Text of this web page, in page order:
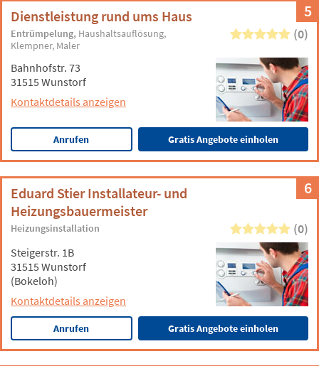
5
Dienstleistung rund ums Haus
Entrümpelung Haushaltsauflösung
Klempner Maler
(0)
Bahnhofstr. 73
31515 Wunstorf
Kontaktdetails anzeigen
Anrufen Gratis Angebote einholen
6
Eduard Stier Installateur- und
Heizungsbauermeister
Heizungsinstallation (0)
Steigerstr. 1B
31515 Wunstorf
(Bokeloh)
Kontaktdetails anzeigen
Anrufen Gratis Angebote einholen